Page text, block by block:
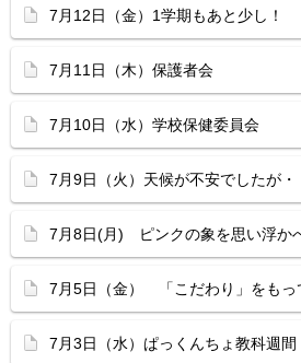
7月12日（金）1学期もあと少し！
7月11日（木）保護者会
7月10日（水）学校保健委員会
7月9日（火）天候が不安でしたが・
7月8日(月) ピンクの象を思い浮か
7月5日（金） 「こだわり」をもっ
7月3日（水）ぱっくんちょ教科週間